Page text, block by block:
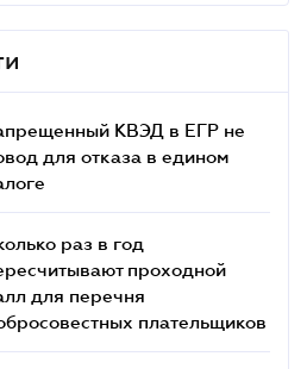
КВЭД в ЕГР не
для отказа в едином
раз в год
проходной
для перечня
плательщиков